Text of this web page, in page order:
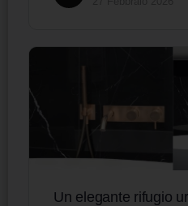
Un elegante rifugio